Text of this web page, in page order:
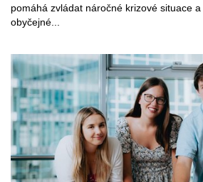
pomáhá zvládat náročné krizové situace
obyčejné...